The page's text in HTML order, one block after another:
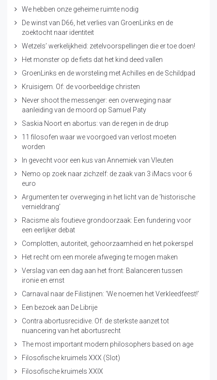
We hebben onze geheime ruimte nodig
De winst van D66, het verlies van GroenLinks en de
zoektocht naar identiteit
Wetzels’ werkelijkheid: zetelvoorspellingen die er toe doen!
Het monster op de fiets dat het kind deed vallen
GroenLinks en de worsteling met Achilles en de Schildpad
Kruisigem. Of: de voorbeeldige christen
Never shoot the messenger: een overweging naar
aanleiding van de moord op Samuel Paty
Saskia Noort en abortus: van de regen in de drup
11 filosofen waar we voorgoed van verlost moeten
worden
In gevecht voor een kus van Annemiek van Vleuten
Nemo op zoek naar zichzelf: de zaak van 3 iMacs voor 6
euro
Argumenten ter overweging in het licht van de ‘historische
vernieldrang’
Racisme als foutieve grondoorzaak: Een fundering voor
een eerlijker debat
Complotten, autoriteit, gehoorzaamheid en het pokerspel
Het recht om een morele afweging te mogen maken
Verslag van een dag aan het front: Balanceren tussen
ironie en ernst
Carnaval naar de Filistijnen: ‘We noemen het Verkleedfeest!’
Een bezoek aan De Librije
Contra abortusrecidive. Of: de sterkste aanzet tot
nuancering van het abortusrecht
The most important modern philosophers based on age
Filosofische kruimels XXX (Slot)
Filosofische kruimels XXIX